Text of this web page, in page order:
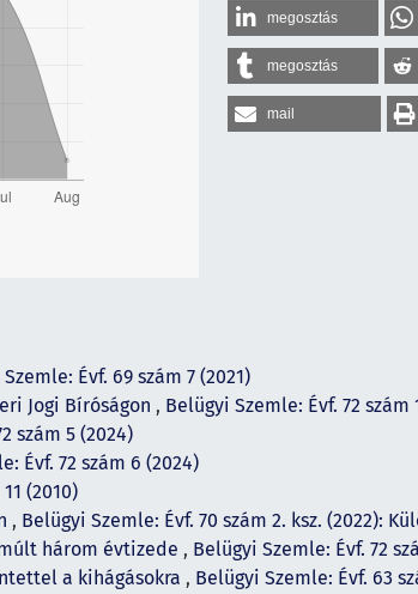
megosztás
megosztás
mail
Évf. 69 szám 7 (2021)
Jogi Bíróságon , Belügyi Szemle: Évf. 72 szám
szám 5 (2024)
Évf. 72 szám 6 (2024)
(2010)
, Belügyi Szemle: Évf. 70 szám 2. ksz. (2022):
három évtizede , Belügyi Szemle: Évf. 72
a kihágásokra , Belügyi Szemle: Évf. 63